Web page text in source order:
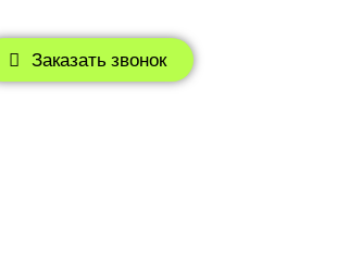
375 (29) 779-24-24
Заказать звонок
Заказать звонок